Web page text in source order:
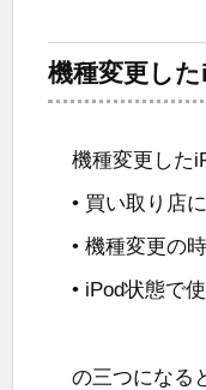
機種変更し
機種変更した
• 買い取り店
• 機種変更の
• iPod状態で
の三つになる